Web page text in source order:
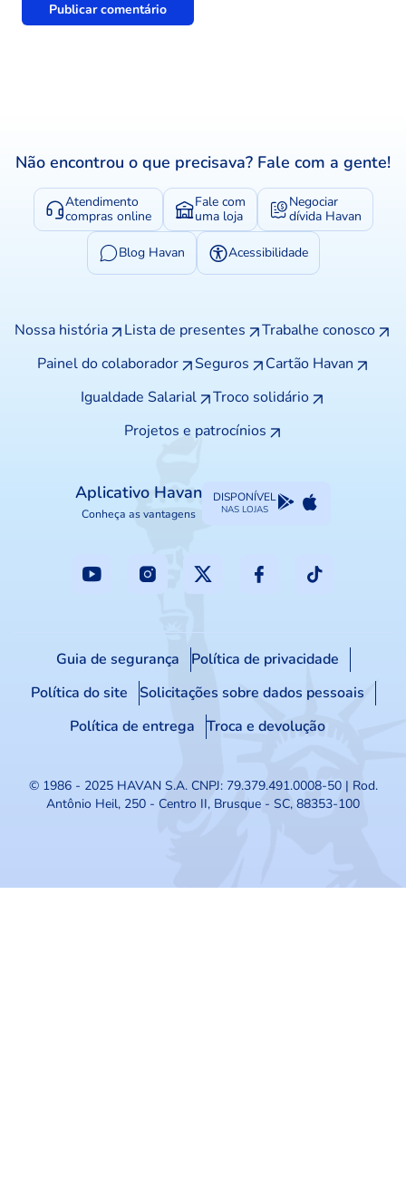
Não encontrou o que precisava? Fale com a gente!
Atendimento
compras online
Fale com
uma loja
Negociar
dívida Havan
Blog Havan Acessibilidade
Nossa história Lista de presentes
Trabalhe conosco
Painel do colaborador
Seguros
Cartão Havan
Igualdade Salarial
Troco solidário
Projetos e patrocínios
Aplicativo Havan
Conheça as vantagens
DISPONÍVEL
NAS LOJAS
Guia de segurança
Política de privacidade
Política do site
Solicitações sobre dados pessoais
Política de entrega
Troca e devolução
© 1986 - 2025 HAVAN S.A. CNPJ: 79.379.491.0008-50 | Rod.
Antônio Heil, 250 - Centro II, Brusque - SC, 88353-100